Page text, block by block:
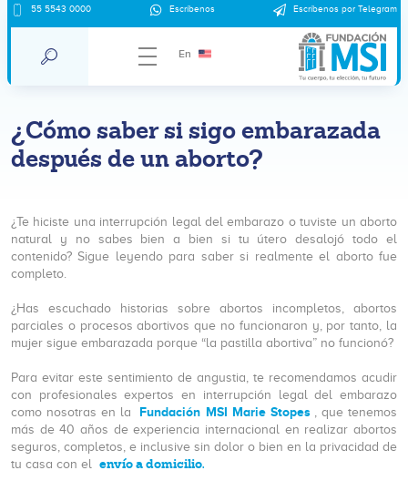
55 5543 0000 Escríbenos Escríbenos por Telegram
En
¿Cómo saber si sigo embarazada
después de un aborto?
¿Te hiciste una interrupción legal del embarazo o tuviste un aborto
natural y no sabes bien a bien si tu útero desalojó todo el
contenido? Sigue leyendo para saber si realmente el aborto fue
completo.
¿Has escuchado historias sobre abortos incompletos, abortos
parciales o procesos abortivos que no funcionaron y, por tanto, la
mujer sigue embarazada porque “la pastilla abortiva” no funcionó?
Para evitar este sentimiento de angustia, te recomendamos acudir
con profesionales expertos en interrupción legal del embarazo
como nosotras en la
Fundación MSI Marie Stopes , que tenemos
más de 40 años de experiencia internacional en realizar abortos
seguros, completos, e inclusive sin dolor o bien en la privacidad de
tu casa con el envío a domicilio.